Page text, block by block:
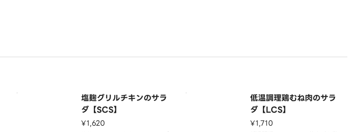
カロリー：
カロリー：6
塩麹グリルチキンのサラ
ダ【SCS】
¥1,620
低温調理鶏むね肉のサラ
ダ【LCS】
¥1,710